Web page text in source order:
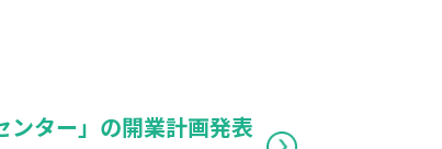
ンター」の開業計画発表